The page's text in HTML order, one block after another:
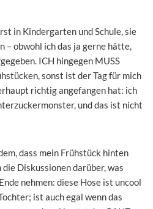
in Kindergarten und Schule, sie
– obwohl ich das ja gerne hätte,
ICH hingegen MUSS
sonst ist der Tag für mich
richtig angefangen hat: ich
und das ist nicht
dass mein Frühstück hinten
Diskussionen darüber, was
nehmen: diese Hose ist uncool
ist auch egal wenn das